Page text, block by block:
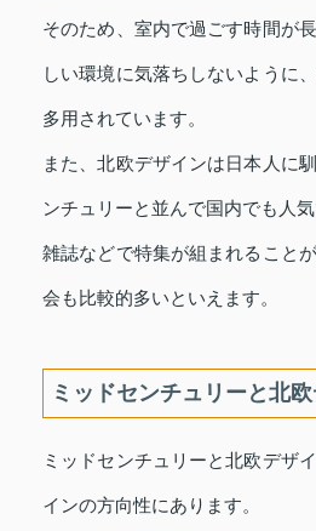
そのため、室内で過ごす時間が
しい環境に気落ちしないように
多用されています。
また、北欧デザインは日本人に
ンチュリーと並んで国内でも人気
雑誌などで特集が組まれること
会も比較的多いといえます。
ミッドセンチュリーと北
ミッドセンチュリーと北欧デザ
インの方向性にあります。